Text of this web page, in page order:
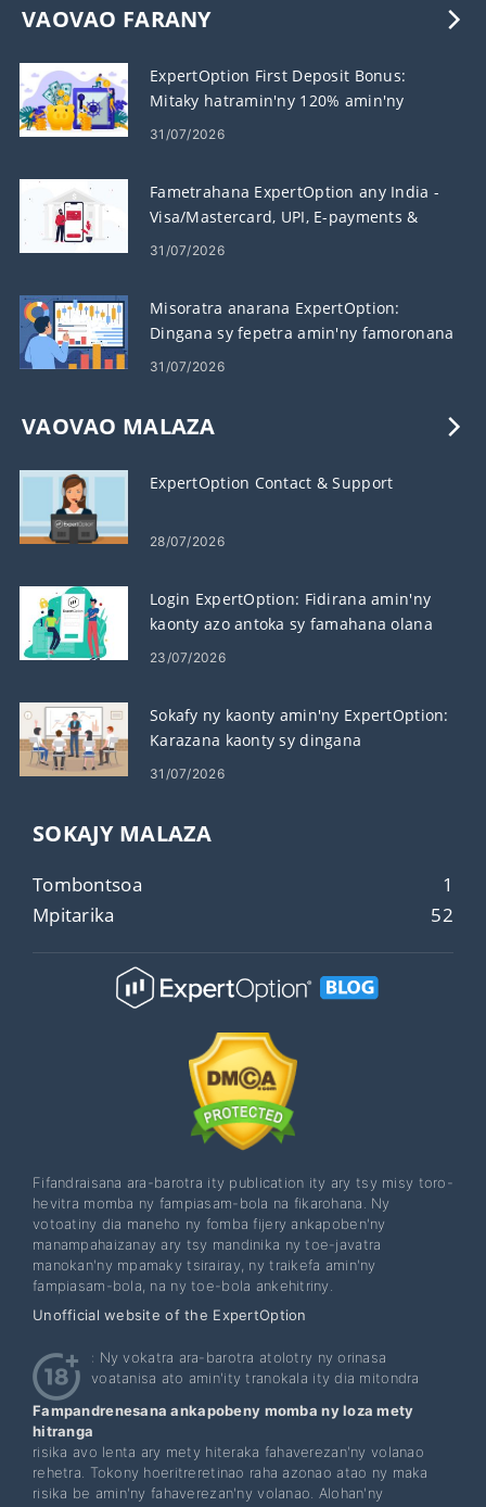
VAOVAO FARANY
ExpertOption First Deposit Bonus:
Mitaky hatramin'ny 120% amin'ny
fametrahanao
31/07/2026
Fametrahana ExpertOption any India -
Visa/Mastercard, UPI, E-payments &
Crypto
31/07/2026
Misoratra anarana ExpertOption:
Dingana sy fepetra amin'ny famoronana
kaonty
31/07/2026
VAOVAO MALAZA
ExpertOption Contact & Support
28/07/2026
Login ExpertOption: Fidirana amin'ny
kaonty azo antoka sy famahana olana
23/07/2026
Sokafy ny kaonty amin'ny ExpertOption:
Karazana kaonty sy dingana
fanamboarana
31/07/2026
SOKAJY MALAZA
Tombontsoa
1
Mpitarika
52
Fifandraisana ara-barotra ity publication ity ary tsy misy toro-
hevitra momba ny fampiasam-bola na fikarohana. Ny
votoatiny dia maneho ny fomba fijery ankapoben'ny
manampahaizanay ary tsy mandinika ny toe-javatra
manokan'ny mpamaky tsirairay, ny traikefa amin'ny
fampiasam-bola, na ny toe-bola ankehitriny.
Unofficial website of the ExpertOption
Fampandrenesana ankapobeny momba ny loza mety
hitranga
: Ny vokatra ara-barotra atolotry ny orinasa
voatanisa ato amin'ity tranokala ity dia mitondra
risika avo lenta ary mety hiteraka fahaverezan'ny volanao
rehetra. Tokony hoeritreretinao raha azonao atao ny maka
risika be amin'ny fahaverezan'ny volanao. Alohan'ny